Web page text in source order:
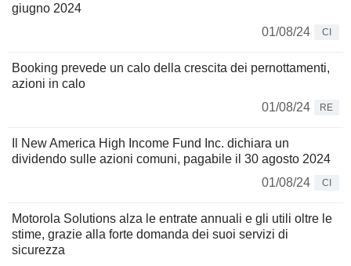
giugno 2024
01/08/24
CI
Booking prevede un calo della crescita dei pernottamenti,
azioni in calo
01/08/24
RE
Il New America High Income Fund Inc. dichiara un
dividendo sulle azioni comuni, pagabile il 30 agosto 2024
01/08/24
CI
Motorola Solutions alza le entrate annuali e gli utili oltre le
stime, grazie alla forte domanda dei suoi servizi di
sicurezza